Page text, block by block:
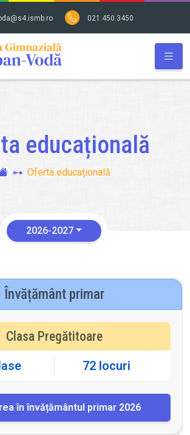
021.450.3450
educațională
2026-2027
Oferta educațională
Învățământ primar
Clasa Pregătitoare
72 locuri
în învățământul primar 2026